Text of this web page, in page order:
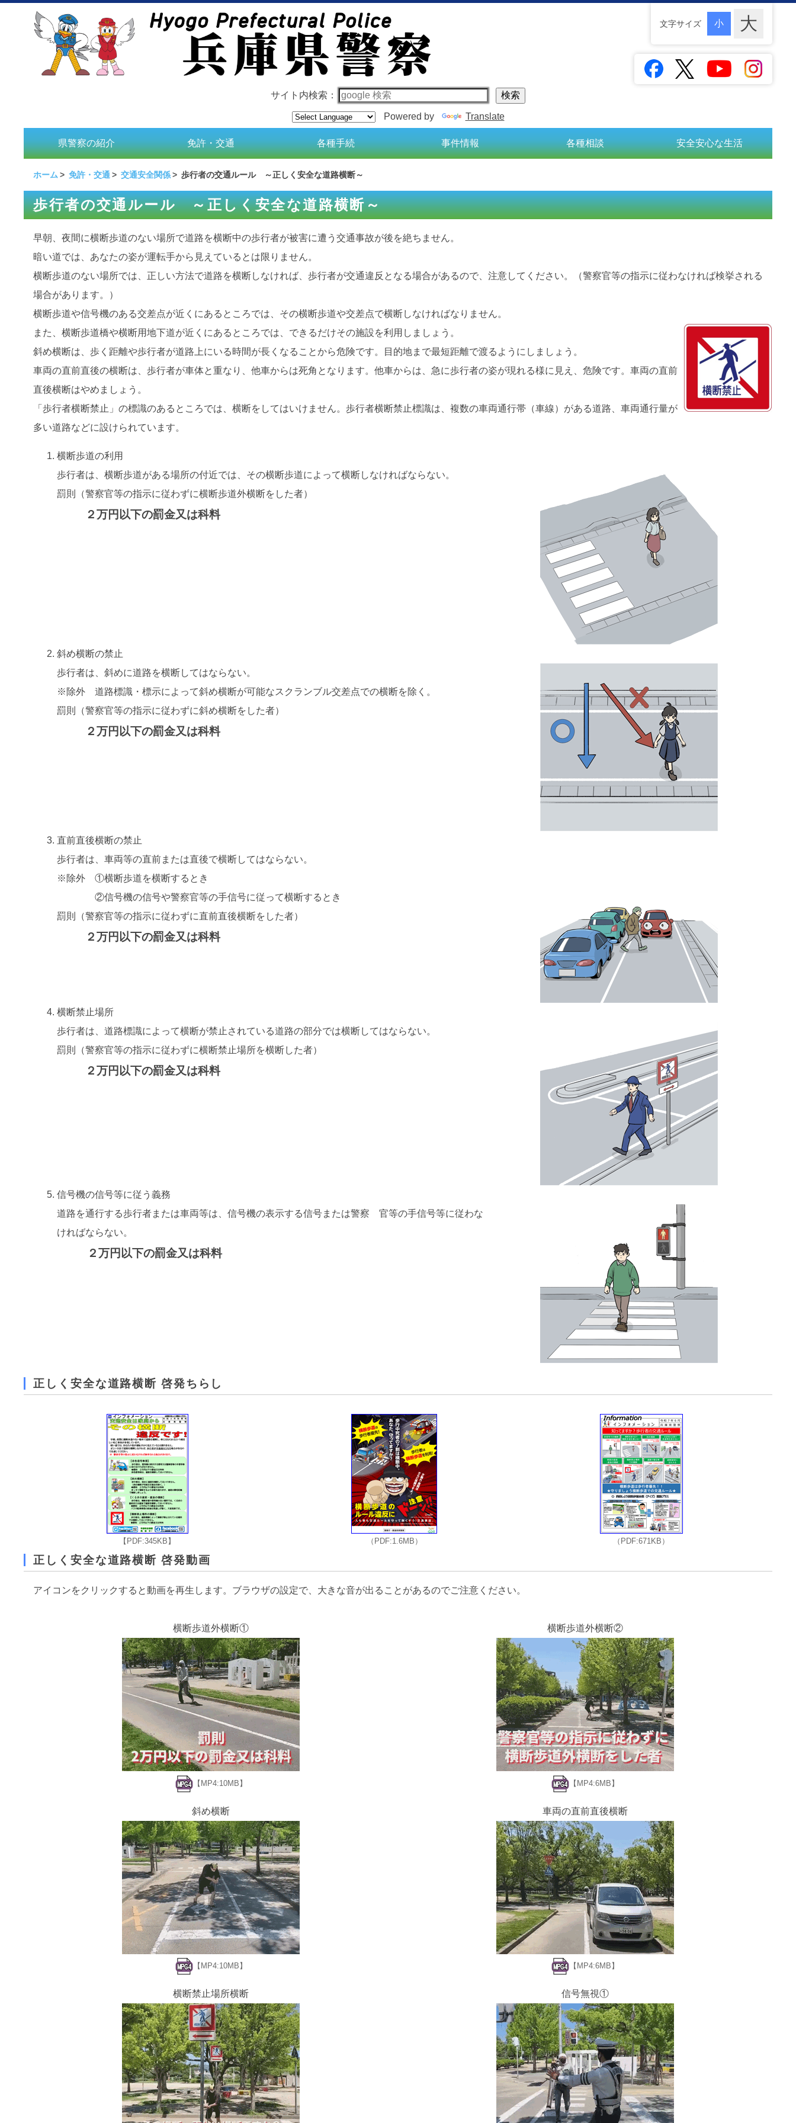
文字サイズ
サイト内検索：
Powered by Translate
県警察の紹介 免許・交通 各種手続 事件情報 各種相談 安全安心な生活
ホーム 免許・交通 交通安全関係 歩行者の交通ルール ～正しく安全な道路横断～
歩行者の交通ルール ～正しく安全な道路横断～
早朝、夜間に横断歩道のない場所で道路を横断中の歩行者が被害に遭う交通事故が後を絶ちません。
暗い道では、あなたの姿が運転手から見えているとは限りません。
横断歩道のない場所では、正しい方法で道路を横断しなければ、歩行者が交通違反となる場合があるので、注意してください。（警察官等の指示に従わなければ検挙される
場合があります。）
横断歩道や信号機のある交差点が近くにあるところでは、その横断歩道や交差点で横断しなければなりません。
また、横断歩道橋や横断用地下道が近くにあるところでは、できるだけその施設を利用しましょう。
斜め横断は、歩く距離や歩行者が道路上にいる時間が長くなることから危険です。目的地まで最短距離で渡るようにしましょう。
車両の直前直後の横断は、歩行者が車体と重なり、他車からは死角となります。他車からは、急に歩行者の姿が現れる様に見え、危険です。車両の直前
直後横断はやめましょう。
「歩行者横断禁止」の標識のあるところでは、横断をしてはいけません。歩行者横断禁止標識は、複数の車両通行帯（車線）がある道路、車両通行量が
多い道路などに設けられています。
横断歩道の利用
歩行者は、横断歩道がある場所の付近では、その横断歩道によって横断しなければならない。
罰則（警察官等の指示に従わずに横断歩道外横断をした者）
２万円以下の罰金又は科料
斜め横断の禁止
歩行者は、斜めに道路を横断してはならない。
※除外 道路標識・標示によって斜め横断が可能なスクランブル交差点での横断を除く。
罰則（警察官等の指示に従わずに斜め横断をした者）
２万円以下の罰金又は科料
直前直後横断の禁止
歩行者は、車両等の直前または直後で横断してはならない。
※除外 ①横断歩道を横断するとき
②信号機の信号や警察官等の手信号に従って横断するとき
罰則（警察官等の指示に従わずに直前直後横断をした者）
２万円以下の罰金又は科料
横断禁止場所
歩行者は、道路標識によって横断が禁止されている道路の部分では横断してはならない。
罰則（警察官等の指示に従わずに横断禁止場所を横断した者）
２万円以下の罰金又は科料
信号機の信号等に従う義務
道路を通行する歩行者または車両等は、信号機の表示する信号または警察 官等の手信号等に従わな
ければならない。
２万円以下の罰金又は科料
正しく安全な道路横断 啓発ちらし
【PDF:345KB】 （PDF:1.6MB） （PDF:671KB）
正しく安全な道路横断 啓発動画
アイコンをクリックすると動画を再生します。ブラウザの設定で、大きな音が出ることがあるのでご注意ください。
横断歩道外横断①
【MP4:10MB】
横断歩道外横断②
【MP4:6MB】
斜め横断
【MP4:10MB】
車両の直前直後横断
【MP4:6MB】
横断禁止場所横断 信号無視①